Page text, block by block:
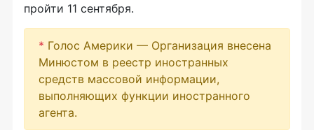
пройти 11 сентября.
* Голос Америки — Организация внесена
Минюстом в реестр иностранных
средств массовой информации,
выполняющих функции иностранного
агента.